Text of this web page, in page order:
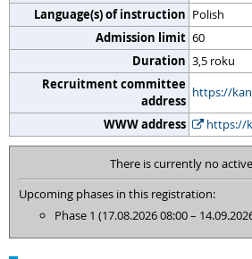
Language(s) of instruction Polish
Admission limit 60
Duration 3,5 roku
Recruitment committee
address
https://
WWW address
https://
There is currently no
Upcoming phases in this registration:
Phase 1 (17.08.2026 08:00 –